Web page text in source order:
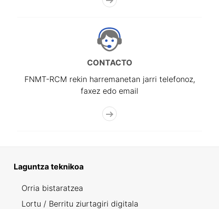
CONTACTO
FNMT-RCM rekin harremanetan jarri telefonoz,
faxez edo email
Laguntza teknikoa
Orria bistaratzea
Lortu / Berritu ziurtagiri digitala